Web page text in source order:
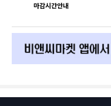
마감시간안내